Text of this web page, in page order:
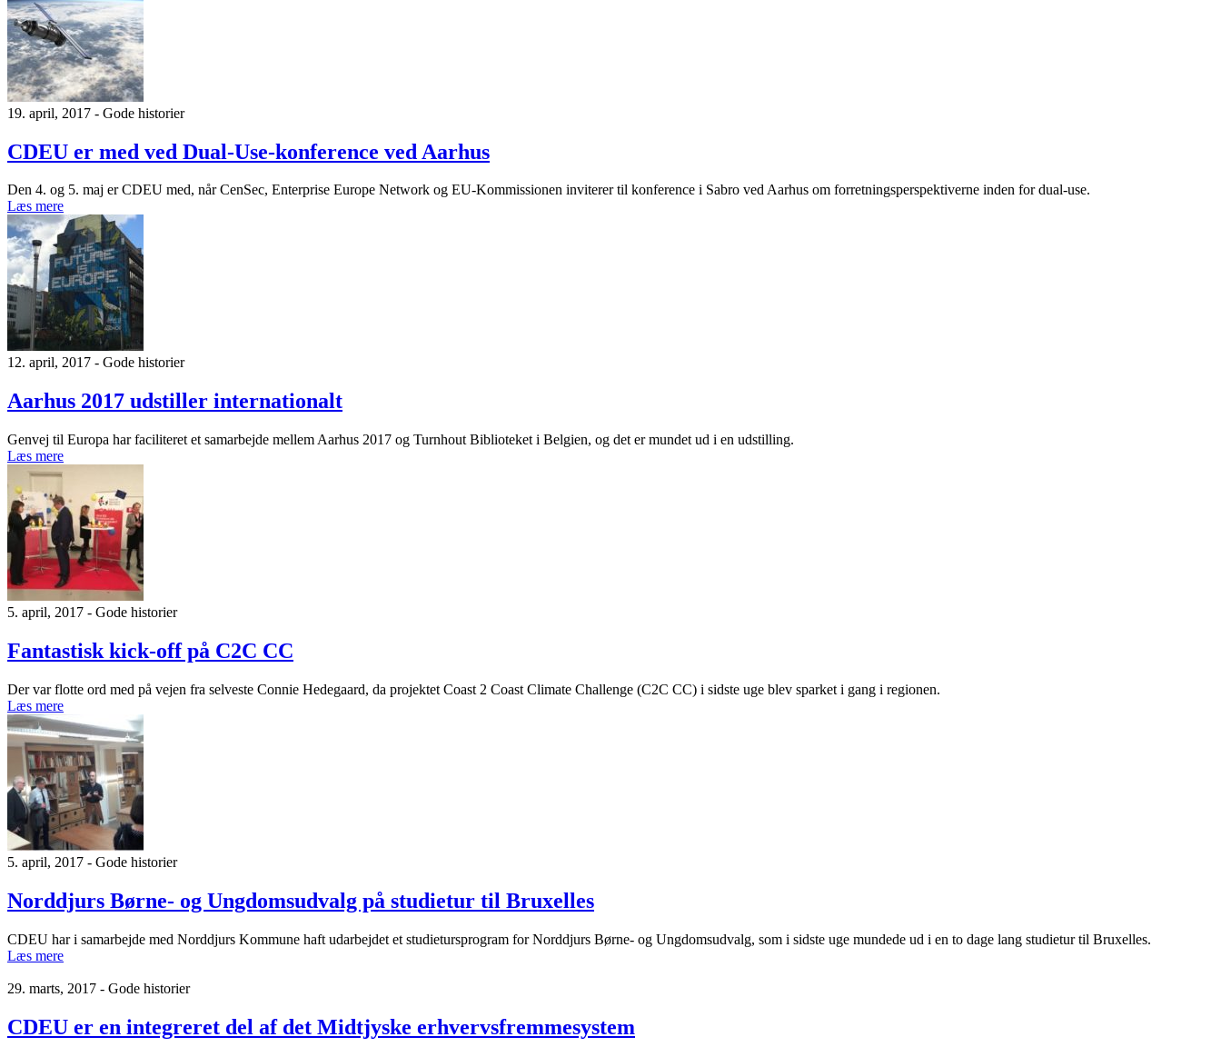
19. april, 2017 - Gode historier
CDEU er med ved Dual-Use-konference ved Aarhus
Den 4. og 5. maj er CDEU med, når CenSec, Enterprise Europe Network og EU-Kommissionen inviterer til konference i Sabro ved Aarhus om forretningsperspektiverne inden for dual-use.
Læs mere
12. april, 2017 - Gode historier
Aarhus 2017 udstiller internationalt
Genvej til Europa har faciliteret et samarbejde mellem Aarhus 2017 og Turnhout Biblioteket i Belgien, og det er mundet ud i en udstilling.
Læs mere
5. april, 2017 - Gode historier
Fantastisk kick-off på C2C CC
Der var flotte ord med på vejen fra selveste Connie Hedegaard, da projektet Coast 2 Coast Climate Challenge (C2C CC) i sidste uge blev sparket i gang i regionen.
Læs mere
5. april, 2017 - Gode historier
Norddjurs Børne- og Ungdomsudvalg på studietur til Bruxelles
CDEU har i samarbejde med Norddjurs Kommune haft udarbejdet et studietursprogram for Norddjurs Børne- og Ungdomsudvalg, som i sidste uge mundede ud i en to dage lang studietur til Bruxelles.
Læs mere
29. marts, 2017 - Gode historier
CDEU er en integreret del af det Midtjyske erhvervsfremmesystem